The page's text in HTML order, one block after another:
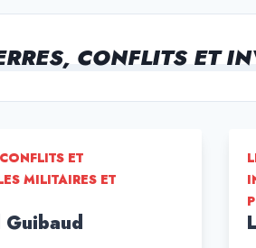
CONFLITS ET
ET
MILITAIRES ET